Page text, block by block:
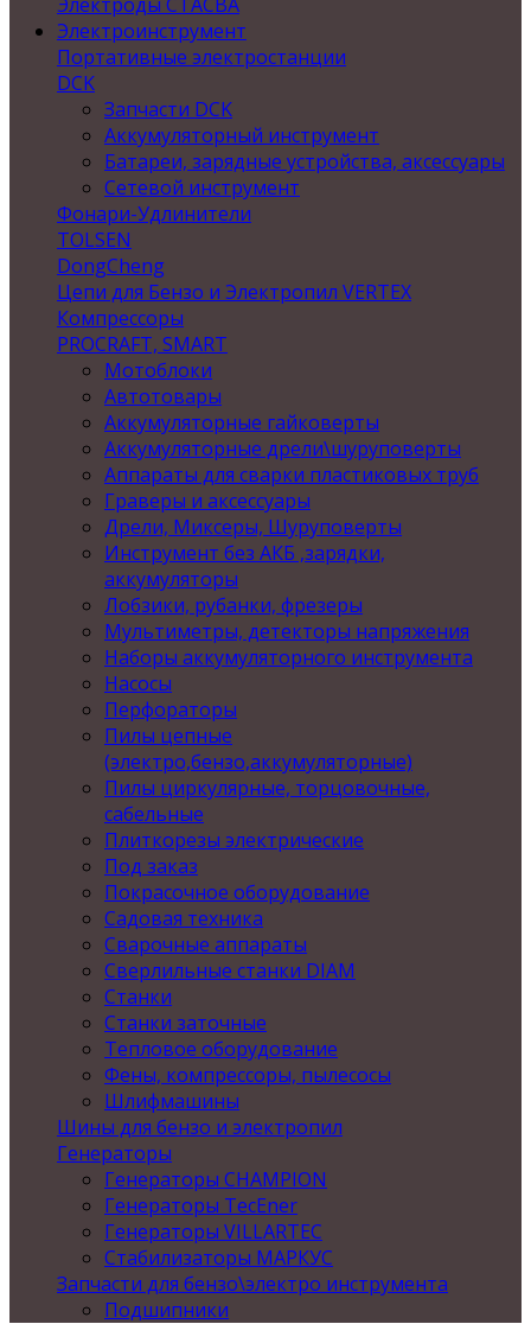
Электроинструмент
Портативные электростанции
DCK
Запчасти DCK
Аккумуляторный инструмент
Батареи, зарядные устройства, аксессуары
Сетевой инструмент
Фонари-Удлинители
TOLSEN
DongCheng
Цепи для Бензо и Электропил VERTEX
Компрессоры
PROCRAFT, SMART
Мотоблоки
Автотовары
Аккумуляторные гайковерты
Аккумуляторные дрели\шуруповерты
Аппараты для сварки пластиковых труб
Граверы и аксессуары
Дрели, Миксеры, Шуруповерты
Инструмент без АКБ ,зарядки,
аккумуляторы
Лобзики, рубанки, фрезеры
Мультиметры, детекторы напряжения
Наборы аккумуляторного инструмента
Насосы
Перфораторы
Пилы цепные
(электро,бензо,аккумуляторные)
Пилы циркулярные, торцовочные,
сабельные
Плиткорезы электрические
Под заказ
Покрасочное оборудование
Садовая техника
Сварочные аппараты
Сверлильные станки DIAM
Станки
Станки заточные
Тепловое оборудование
Фены, компрессоры, пылесосы
Шлифмашины
Шины для бензо и электропил
Генераторы
Генераторы CHAMPION
Генераторы TecEner
Генераторы VILLARTEC
Стабилизаторы МАРКУС
Запчасти для бензо\электро инструмента
Подшипники